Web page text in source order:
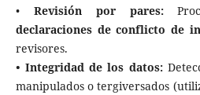
• Revisión por pares:
declaraciones de conflicto de
revisores.
• Integridad de los datos:
manipulados o tergiversados